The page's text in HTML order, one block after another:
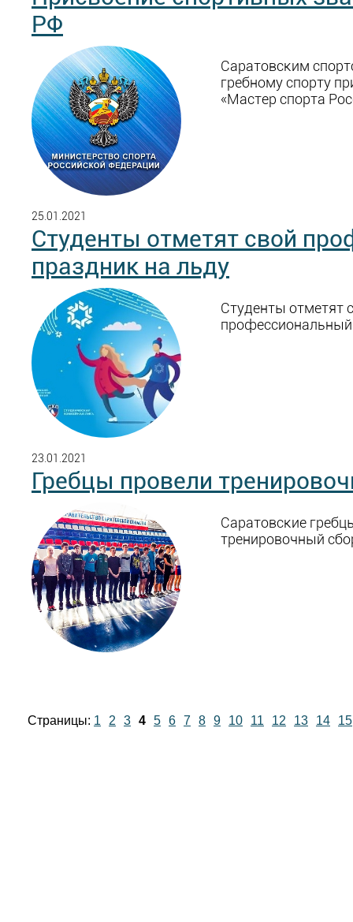
РФ
Саратовским
гребному спорту
«Мастер спорта
25.01.2021
Студенты отметят свой
праздник на льду
Студенты отметят
23.01.2021
Гребцы провели
Саратовские
тренировочный
Страницы: 1 2 3 4 5 6 7 8 9 10 11 12 13 14 15